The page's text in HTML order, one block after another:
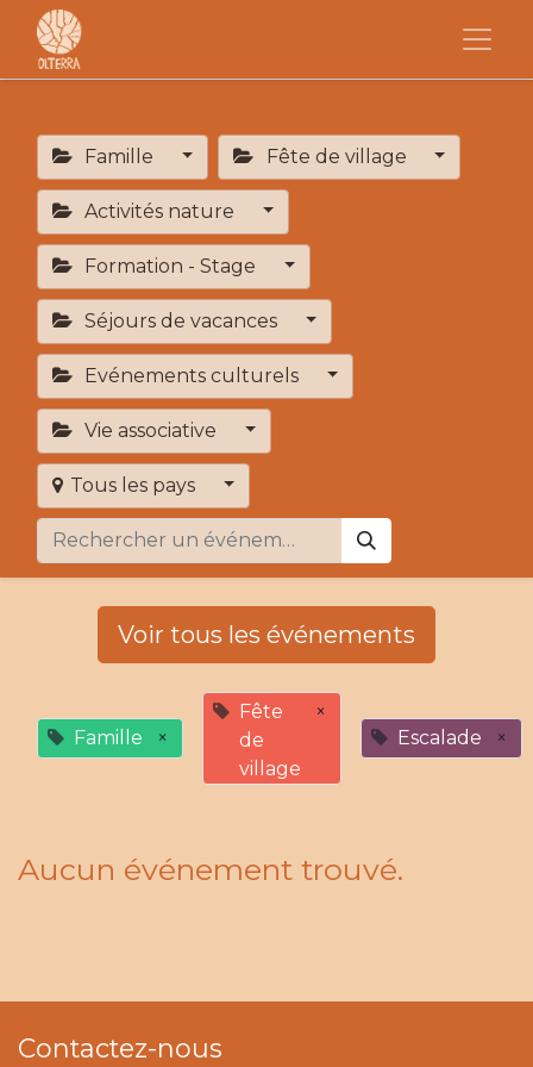
Famille Fête de village
Activités nature
Formation - Stage
Séjours de vacances
Evénements culturels
Vie associative
Tous les pays
Voir tous les événements
Famille ×
Fête
de
village
×
Escalade
×
Aucun événement trouvé.
Contactez-nous